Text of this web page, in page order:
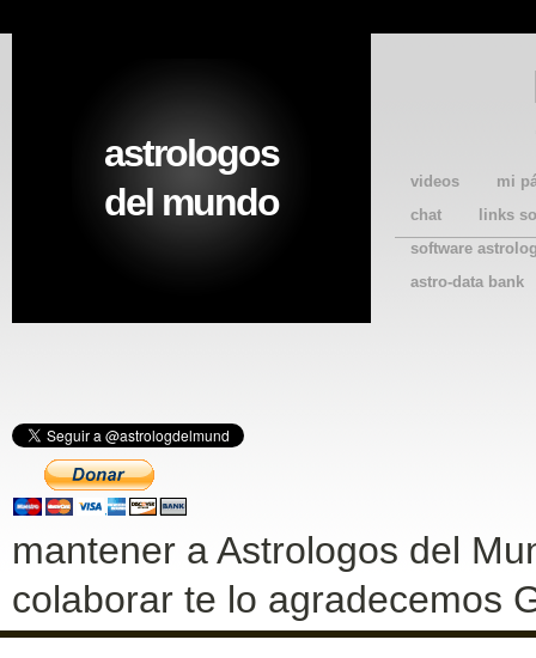
videos
mi
chat
links
software
astro-data bank
astrologos
del mundo
mantener a Astrologos del
colaborar te lo agradecemos